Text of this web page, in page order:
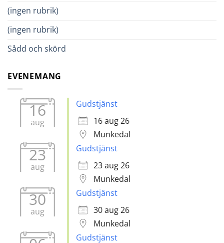
(ingen rubrik)
(ingen rubrik)
Sådd och skörd
EVENEMANG
16
aug
Gudstjänst
16 aug 26
Munkedal
23
aug
Gudstjänst
23 aug 26
Munkedal
30
aug
Gudstjänst
30 aug 26
Munkedal
Gudstjänst